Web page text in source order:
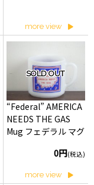
more view
SOLD OUT
“Federal” AMERICA
NEEDS THE GAS
Mug フェデラル マグ
0円(税込)
more view